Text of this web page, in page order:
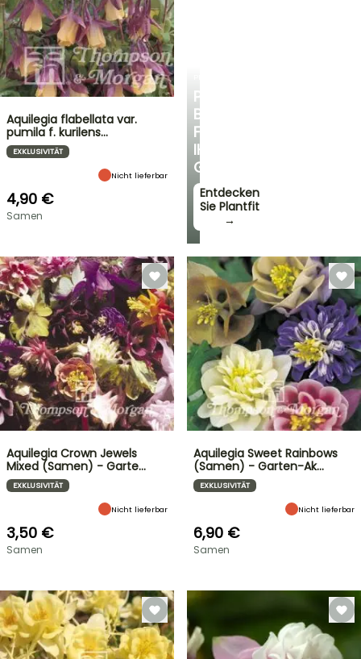
PERSÖNLICHE
BERATUNG
FÜR
IHREN
GARTEN
Entdecken
Sie Plantfit
→
Aquilegia flabellata var.
pumila f. kurilens…
EXKLUSIVITÄT
Nicht lieferbar
4,90 €
Samen
Aquilegia Crown Jewels
Mixed (Samen) - Garte…
EXKLUSIVITÄT
Nicht lieferbar
3,50 €
Samen
Aquilegia Sweet Rainbows
(Samen) - Garten-Ak…
EXKLUSIVITÄT
Nicht lieferbar
6,90 €
Samen